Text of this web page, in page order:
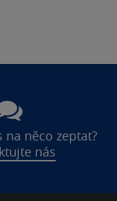
na něco zeptat?
nás